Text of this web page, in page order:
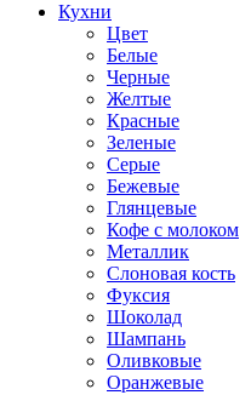
Кухни
Цвет
Белые
Черные
Желтые
Красные
Зеленые
Серые
Бежевые
Глянцевые
Кофе с молоком
Металлик
Слоновая кость
Фуксия
Шоколад
Шампань
Оливковые
Оранжевые